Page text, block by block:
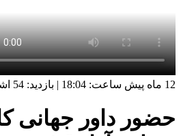
12 ماه پیش ساعت: 18:04
| بازدید: 54
حضور داور جهانی